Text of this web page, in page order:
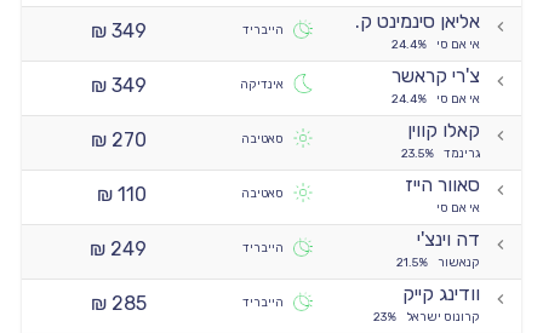
אליאן סינמינט ק.
אי אם סי 24.4%
הייבריד
349 ₪
צ'רי קראשר
אי אם סי 24.4%
אינדיקה
349 ₪
קאלו קווין
גרינמד 23.5%
סאטיבה
270 ₪
סאוור הייז
אי אם סי
סאטיבה
110 ₪
דה וינצ'י
קנאשור 21.5%
הייבריד
249 ₪
וודינג קייק
קרונוס ישראל 23%
הייבריד
285 ₪